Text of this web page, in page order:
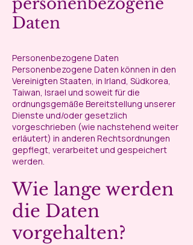
Daten
Personenbezogene Daten
Personenbezogene Daten können in den
Vereinigten Staaten, in Irland, Südkorea,
Taiwan, Israel und soweit für die
ordnungsgemäße Bereitstellung unserer
Dienste und/oder gesetzlich
vorgeschrieben (wie nachstehend weiter
erläutert) in anderen Rechtsordnungen
gepflegt, verarbeitet und gespeichert
werden.
Wie lange werden
die Daten
vorgehalten?